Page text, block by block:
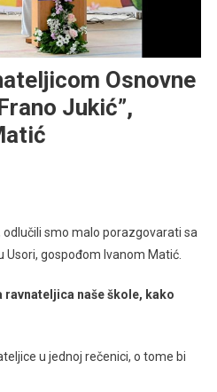
Osnovne
Jukić”,
odlučili smo malo porazgovarati sa
gospođom Ivanom Matić.
ravnateljica naše škole, kako
u jednoj rečenici, o tome bi